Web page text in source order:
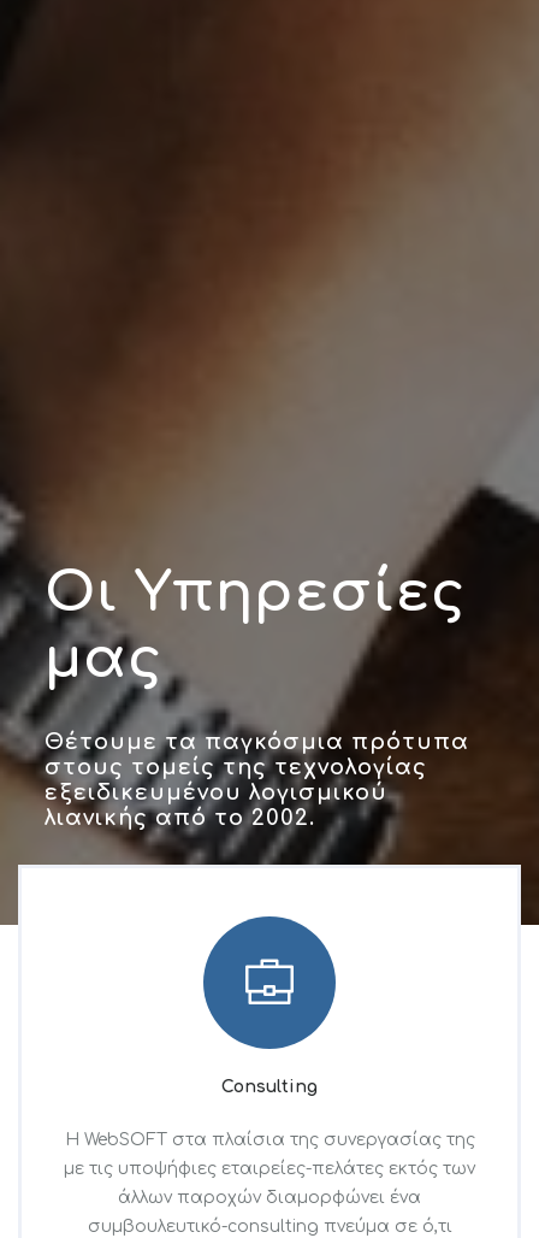
Οι Υπηρεσίες
μας
Θέτουμε τα παγκόσμια πρότυπα
στους τομείς της τεχνολογίας
εξειδικευμένου λογισμικού
λιανικής από το 2002.
Consulting
Η WebSOFT στα πλαίσια της συνεργασίας της
με τις υποψήφιες εταιρείες-πελάτες εκτός των
άλλων παροχών διαμορφώνει ένα
συμβουλευτικό-consulting πνεύμα σε ό,τι